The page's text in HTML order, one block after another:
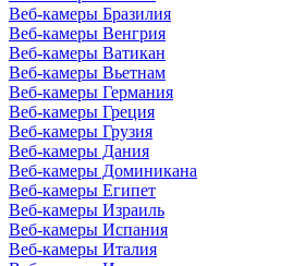
Веб-камеры Бразилия
Веб-камеры Венгрия
Веб-камеры Ватикан
Веб-камеры Вьетнам
Веб-камеры Германия
Веб-камеры Греция
Веб-камеры Грузия
Веб-камеры Дания
Веб-камеры Доминикана
Веб-камеры Египет
Веб-камеры Израиль
Веб-камеры Испания
Веб-камеры Италия